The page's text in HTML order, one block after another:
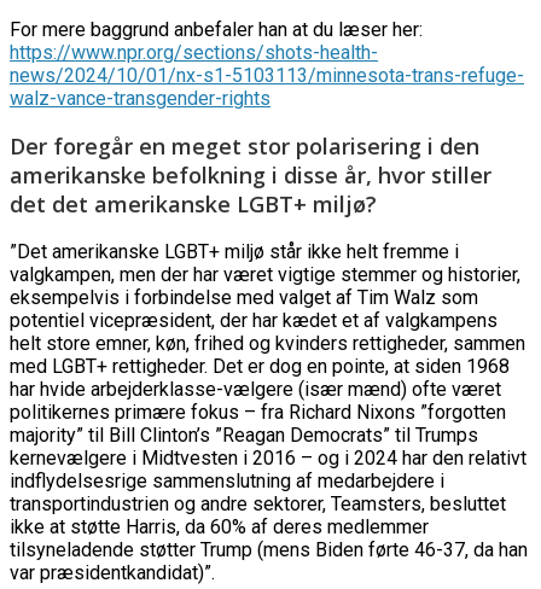
For mere baggrund anbefaler han at du læser her:
https://www.npr.org/sections/shots-health-
news/2024/10/01/nx-s1-5103113/minnesota-trans-refuge-
walz-vance-transgender-rights
Der foregår en meget stor polarisering i den
amerikanske befolkning i disse år, hvor stiller
det det amerikanske LGBT+ miljø?
”Det amerikanske LGBT+ miljø står ikke helt fremme i
valgkampen, men der har været vigtige stemmer og historier,
eksempelvis i forbindelse med valget af Tim Walz som
potentiel vicepræsident, der har kædet et af valgkampens
helt store emner, køn, frihed og kvinders rettigheder, sammen
med LGBT+ rettigheder. Det er dog en pointe, at siden 1968
har hvide arbejderklasse-vælgere (især mænd) ofte været
politikernes primære fokus – fra Richard Nixons ”forgotten
majority” til Bill Clinton’s ”Reagan Democrats” til Trumps
kernevælgere i Midtvesten i 2016 – og i 2024 har den relativt
indflydelsesrige sammenslutning af medarbejdere i
transportindustrien og andre sektorer, Teamsters, besluttet
ikke at støtte Harris, da 60% af deres medlemmer
tilsyneladende støtter Trump (mens Biden førte 46-37, da han
var præsidentkandidat)”.